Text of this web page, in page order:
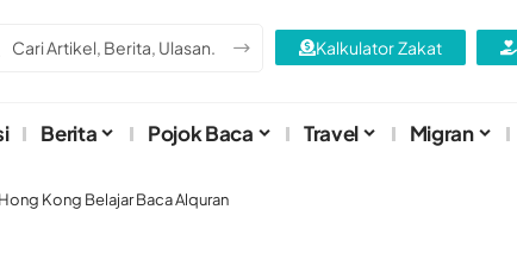
Kalkulator Zakat
Berita Pojok Baca Travel Migran
Kong Belajar Baca Alquran